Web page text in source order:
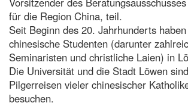
für die Region China, teil.
Seit Beginn des 20. Jahrhunderts
chinesische Studenten (darunter
Seminaristen und christliche Laien) in
Die Universität und die Stadt Löwen
Pilgerreisen vieler chinesischer
besuchen.